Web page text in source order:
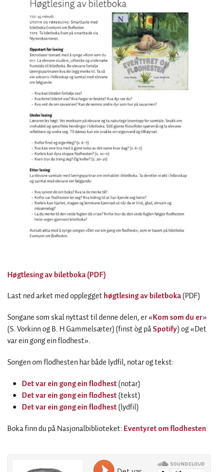
Høgtlesing av biletboka (PDF)
Last ned arket med oppleggethøgtlesing av biletboka(PDF)
Songane som skal nyttast til denne delen, er «Kom som du er»
(S. Vorkinn og B. H Gammelsæter) (finst òg påSpotify) og «Det
var ein gong ein flodhest».
Songen om flodhesten har både lydfil, notar og tekst:
Det var ein gong ein flodhest(notar)
Det var ein gong ein flodhest(tekst)
Det var ein gong ein flodhest(lydfil)
Boka finn du på Nasjonalbiblioteket: Eventyret om flodhesten